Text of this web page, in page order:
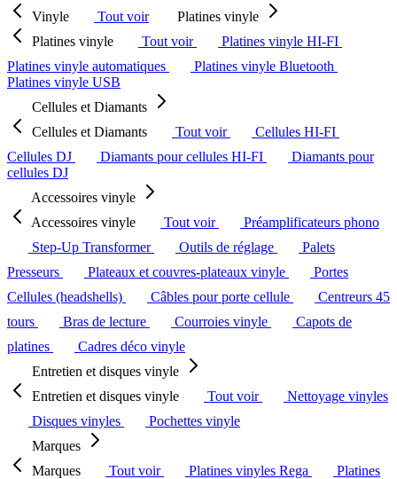
Vinyle
Tout voir
Platines vinyle
Platines vinyle
Tout voir
Platines vinyle HI-FI
Platines vinyle automatiques
Platines vinyle Bluetooth
Platines vinyle USB
Cellules et Diamants
Cellules et Diamants
Tout voir
Cellules HI-FI
Cellules DJ
Diamants pour cellules HI-FI
Diamants pour
cellules DJ
Accessoires vinyle
Accessoires vinyle
Tout voir
Préamplificateurs phono
Step-Up Transformer
Outils de réglage
Palets
Presseurs
Plateaux et couvres-plateaux vinyle
Portes
Cellules (headshells)
Câbles pour porte cellule
Centreurs 45
tours
Bras de lecture Courroies vinyle
Capots de
platines
Cadres déco vinyle
Entretien et disques vinyle
Entretien et disques vinyle
Tout voir
Nettoyage vinyles
Disques vinyles
Pochettes vinyle
Marques
Marques
Tout voir Platines vinyles Rega
Platines